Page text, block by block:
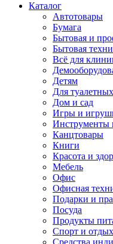
Каталог
Автотовары
Бумага
Бытовая и
Бытовая
Всё для
Детям
Для
Дом и сад
Игры и
Инструменты
Канцтовары
Книги
Красота и
Мебель
Офис
Офисная
Подарки и
Посуда
Продукты
Спорт и отдых
Средства